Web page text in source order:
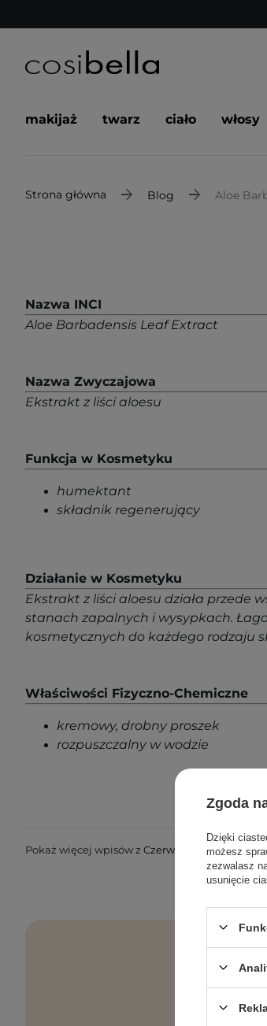
makijaż twarz ciało włosy
Strona główna Blog Aloe
Nazwa INCI
Aloe Barbadensis Leaf Extract
Nazwa Zwyczajowa
Ekstrakt z liści aloesu
Funkcja w Kosmetyku
humektant
składnik regenerujący
Działanie w Kosmetyku
Ekstrakt z liści aloesu działa przede
stanach zapalnych i wysypkach.
kosmetycznych do każdego rodzaju
Właściwości Fizyczno-Chemiczne
kremowy, drobny proszek
rozpuszczalny w wodzie
Pokaż więcej wpisów z Czerwiec 2020
Zgoda
Dzięki
możesz
zezwalasz
usunięcie